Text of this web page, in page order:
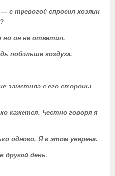
с тревогой спросил хозяин
но он не ответил.
побольше воздуха.
заметила с его стороны
кажется. Честно говоря я
одного. Я в этом уверена.
другой день.